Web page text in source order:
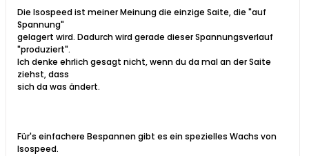
Die Isospeed ist meiner Meinung die einzige Saite, die "auf
Spannung"
gelagert wird. Dadurch wird gerade dieser Spannungsverlauf
"produziert".
Ich denke ehrlich gesagt nicht, wenn du da mal an der Saite
ziehst, dass
sich da was ändert.
Für's einfachere Bespannen gibt es ein spezielles Wachs von
Isospeed.